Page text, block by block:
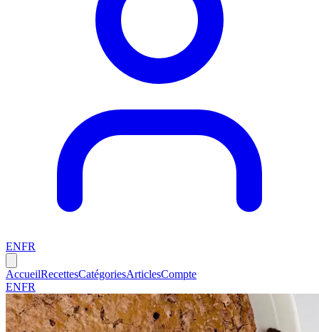
ENFR
AccueilRecettesCatégoriesArticlesCompte
ENFR